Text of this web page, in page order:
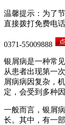
温馨提示：为了
直接拨打免费电话
0371-55009888
银屑病是一种常
从患者出现第一
屑病病因复杂，
定，会受到多种
一般而言，银屑
长。其中，有一